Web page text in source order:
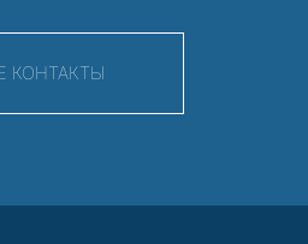
КОНТАКТЫ